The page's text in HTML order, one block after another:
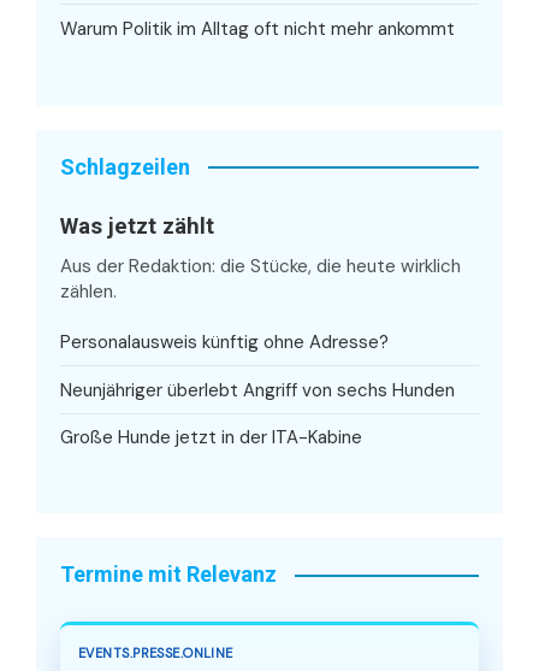
Warum Politik im Alltag oft nicht mehr ankommt
Schlagzeilen
Was jetzt zählt
Aus der Redaktion: die Stücke, die heute wirklich
zählen.
Personalausweis künftig ohne Adresse?
Neunjähriger überlebt Angriff von sechs Hunden
Große Hunde jetzt in der ITA-Kabine
Termine mit Relevanz
EVENTS.PRESSE.ONLINE